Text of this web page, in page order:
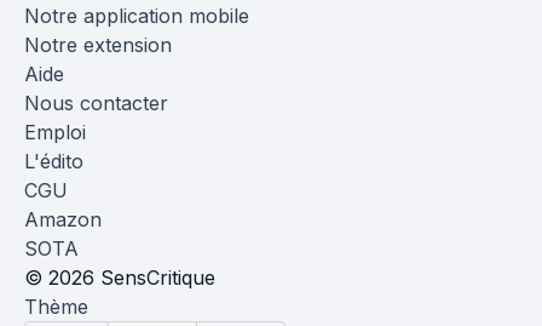
Notre application mobile
Notre extension
Aide
Nous contacter
Emploi
L'édito
CGU
Amazon
SOTA
© 2026 SensCritique
Thème